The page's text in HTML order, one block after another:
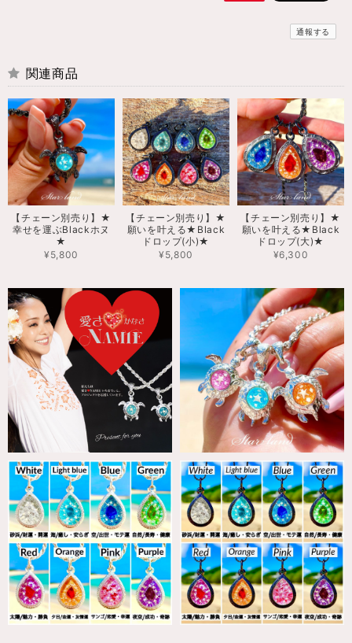
通報する
関連商品
【チェーン別売り】★
幸せを運ぶBlackホヌ
★
¥5,800
【チェーン別売り】★
願いを叶える★Black
ドロップ(小)★
¥5,800
【チェーン別売り】★
願いを叶える★Black
ドロップ(大)★
¥6,300